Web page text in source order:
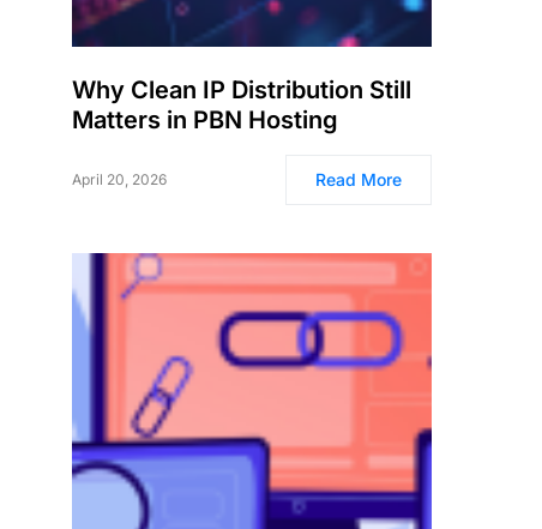
Why Clean IP Distribution Still
Matters in PBN Hosting
April 20, 2026 Read More